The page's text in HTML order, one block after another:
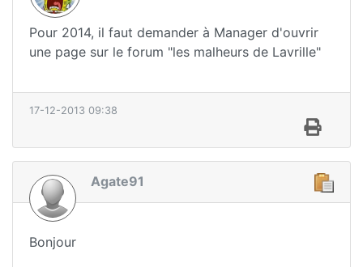
Pour 2014, il faut demander à Manager d'ouvrir
une page sur le forum "les malheurs de Lavrille"
17-12-2013 09:38
Agate91
Bonjour